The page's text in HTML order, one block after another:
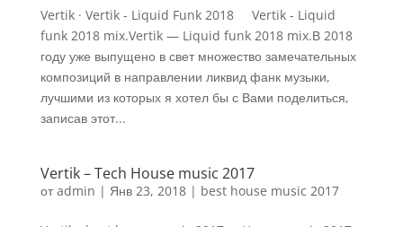
Vertik · Vertik - Liquid Funk 2018 Vertik - Liquid
funk 2018 mix.Vertik — Liquid funk 2018 mix.В 2018
году уже выпущено в свет множество замечательных
композиций в направлении ликвид фанк музыки,
лучшими из которых я хотел бы с Вами поделиться,
записав этот...
Vertik – Tech House music 2017
отadmin | Янв 23, 2018| best house music 2017